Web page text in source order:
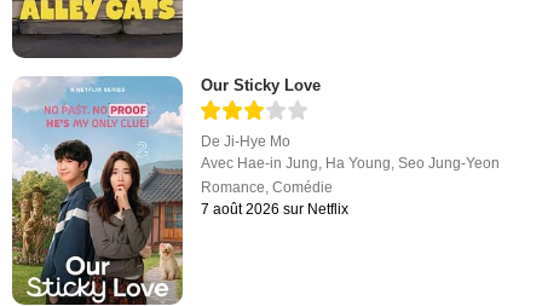
Our Sticky Love
DeJi-Hye Mo
Avec Hae-in Jung, Ha Young,Seo Jung-Yeon
Romance,Comédie
7 août 2026 sur Netflix